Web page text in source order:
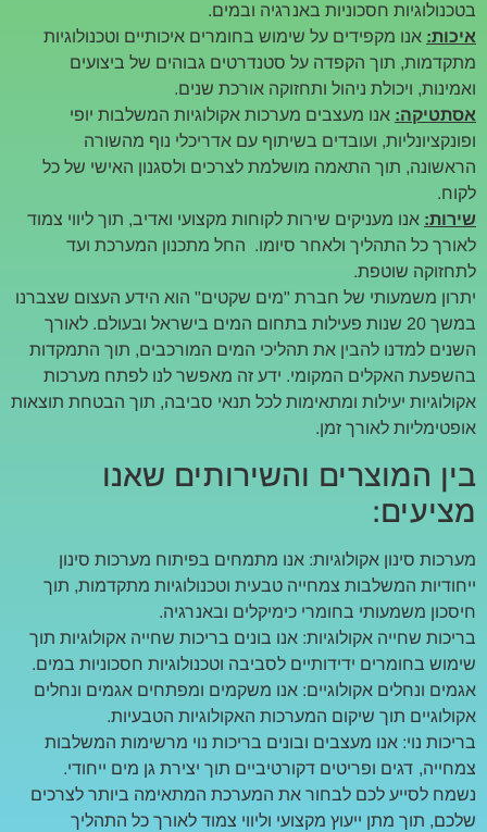
בטכנולוגיות חסכוניות באנרגיה ובמים.
איכות: אנו מקפידים על שימוש בחומרים איכותיים וטכנולוגיות
מתקדמות, תוך הקפדה על סטנדרטים גבוהים של ביצועים
ואמינות, ויכולת ניהול ותחזוקה אורכת שנים.
אסתטיקה: אנו מעצבים מערכות אקולוגיות המשלבות יופי
ופונקציונליות, ועובדים בשיתוף עם אדריכלי נוף מהשורה
הראשונה, תוך התאמה מושלמת לצרכים ולסגנון האישי של כל
לקוח.
שירות: אנו מעניקים שירות לקוחות מקצועי ואדיב, תוך ליווי צמוד
לאורך כל התהליך ולאחר סיומו. החל מתכנון המערכת ועד
לתחזוקה שוטפת.
יתרון משמעותי של חברת "מים שקטים" הוא הידע העצום שצברנו
במשך 20 שנות פעילות בתחום המים בישראל ובעולם. לאורך
השנים למדנו להבין את תהליכי המים המורכבים, תוך התמקדות
בהשפעת האקלים המקומי. ידע זה מאפשר לנו לפתח מערכות
אקולוגיות יעילות ומתאימות לכל תנאי סביבה, תוך הבטחת תוצאות
אופטימליות לאורך זמן.
בין המוצרים והשירותים שאנו
מציעים:
מערכות סינון אקולוגיות: אנו מתמחים בפיתוח מערכות סינון
ייחודיות המשלבות צמחייה טבעית וטכנולוגיות מתקדמות, תוך
חיסכון משמעותי בחומרי כימיקלים ובאנרגיה.
בריכות שחייה אקולוגיות: אנו בונים בריכות שחייה אקולוגיות תוך
שימוש בחומרים ידידותיים לסביבה וטכנולוגיות חסכוניות במים.
אגמים ונחלים אקולוגיים: אנו משקמים ומפתחים אגמים ונחלים
אקולוגיים תוך שיקום המערכות האקולוגיות הטבעיות.
בריכות נוי: אנו מעצבים ובונים בריכות נוי מרשימות המשלבות
צמחייה, דגים ופריטים דקורטיביים תוך יצירת גן מים ייחודי.
נשמח לסייע לכם לבחור את המערכת המתאימה ביותר לצרכים
שלכם, תוך מתן ייעוץ מקצועי וליווי צמוד לאורך כל התהליך